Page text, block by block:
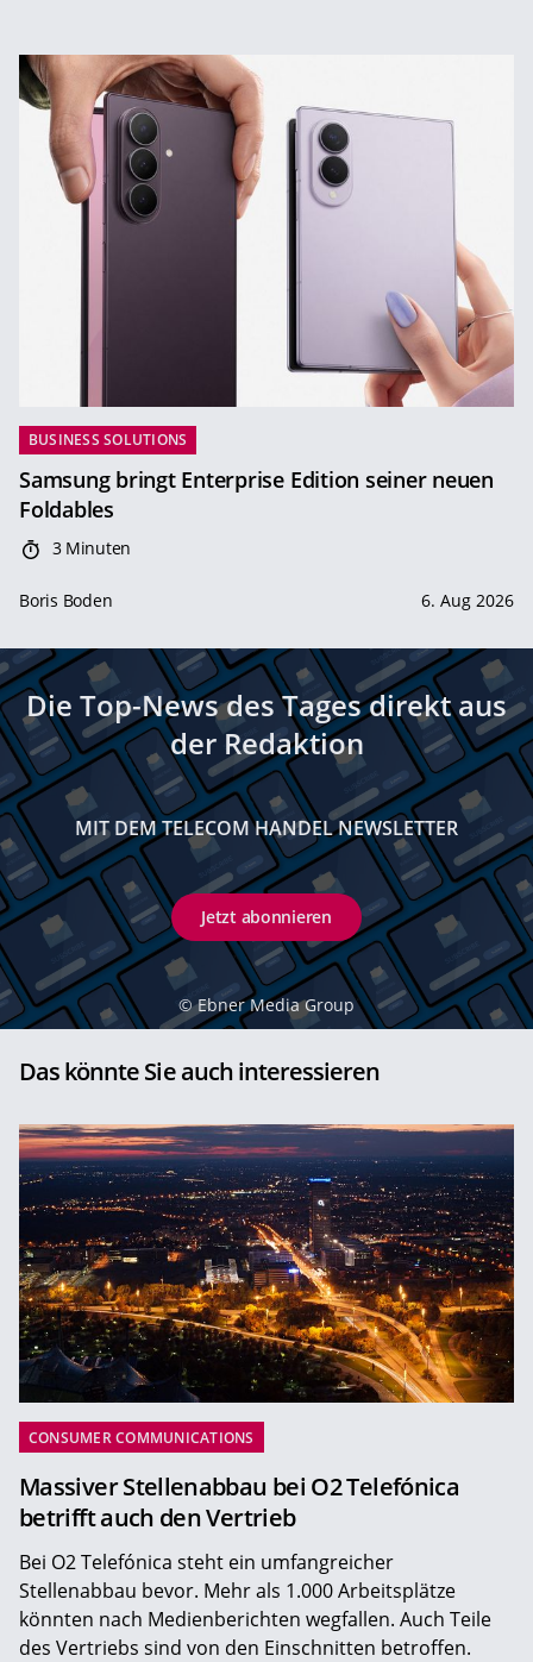
BUSINESS SOLUTIONS
Samsung bringt Enterprise Edition seiner neuen
Foldables
3 Minuten
Boris Boden 6. Aug 2026
Die Top-News des Tages direkt aus
der Redaktion
MIT DEM TELECOM HANDEL NEWSLETTER
Jetzt abonnieren
© Ebner Media Group
Das könnte Sie auch interessieren
CONSUMER COMMUNICATIONS
Massiver Stellenabbau bei O2 Telefónica
betrifft auch den Vertrieb
Bei O2 Telefónica steht ein umfangreicher
Stellenabbau bevor. Mehr als 1.000 Arbeitsplätze
könnten nach Medienberichten wegfallen. Auch Teile
des Vertriebs sind von den Einschnitten betroffen.